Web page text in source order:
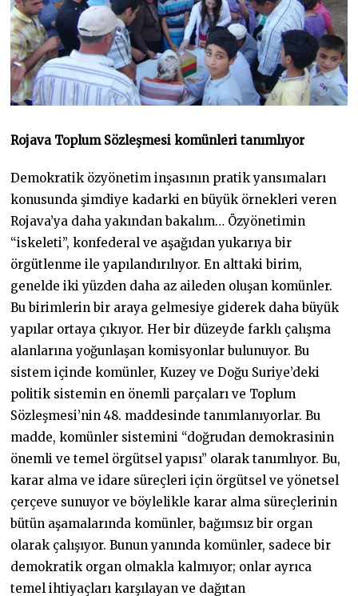
Rojava Toplum Sözleşmesi komünleri tanımlıyor
Demokratik özyönetim inşasının pratik yansımaları
konusunda şimdiye kadarki en büyük örnekleri veren
Rojava’ya daha yakından bakalım… Özyönetimin
“iskeleti”, konfederal ve aşağıdan yukarıya bir
örgütlenme ile yapılandırılıyor. En alttaki birim,
genelde iki yüzden daha az aileden oluşan komünler.
Bu birimlerin bir araya gelmesiye giderek daha büyük
yapılar ortaya çıkıyor. Her bir düzeyde farklı çalışma
alanlarına yoğunlaşan komisyonlar bulunuyor. Bu
sistem içinde komünler, Kuzey ve Doğu Suriye’deki
politik sistemin en önemli parçaları ve Toplum
Sözleşmesi’nin 48. maddesinde tanımlanıyorlar. Bu
madde, komünler sistemini “doğrudan demokrasinin
önemli ve temel örgütsel yapısı” olarak tanımlıyor. Bu,
karar alma ve idare süreçleri için örgütsel ve yönetsel
çerçeve sunuyor ve böylelikle karar alma süreçlerinin
bütün aşamalarında komünler, bağımsız bir organ
olarak çalışıyor. Bunun yanında komünler, sadece bir
demokratik organ olmakla kalmıyor; onlar ayrıca
temel ihtiyaçları karşılayan ve dağıtan